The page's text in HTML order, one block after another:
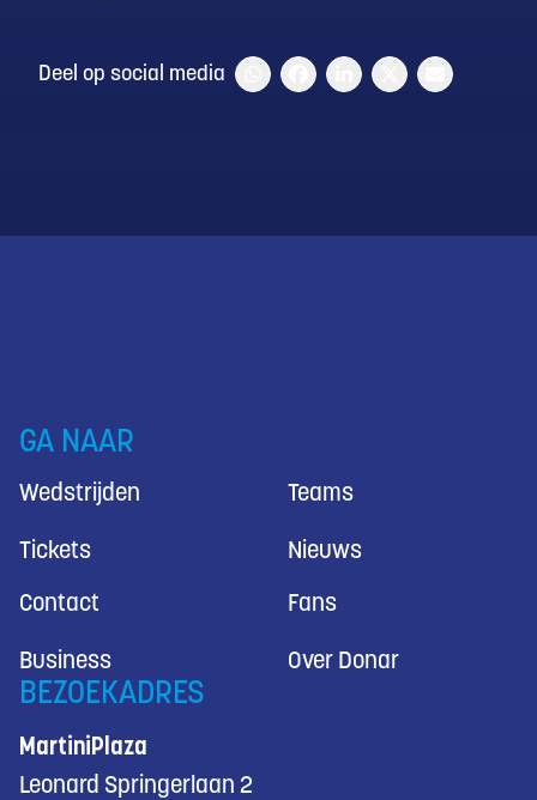
Deel op social media
GA NAAR
Wedstrijden Teams
Tickets Nieuws
Contact Fans
Business Over Donar
BEZOEKADRES
MartiniPlaza
Leonard Springerlaan 2